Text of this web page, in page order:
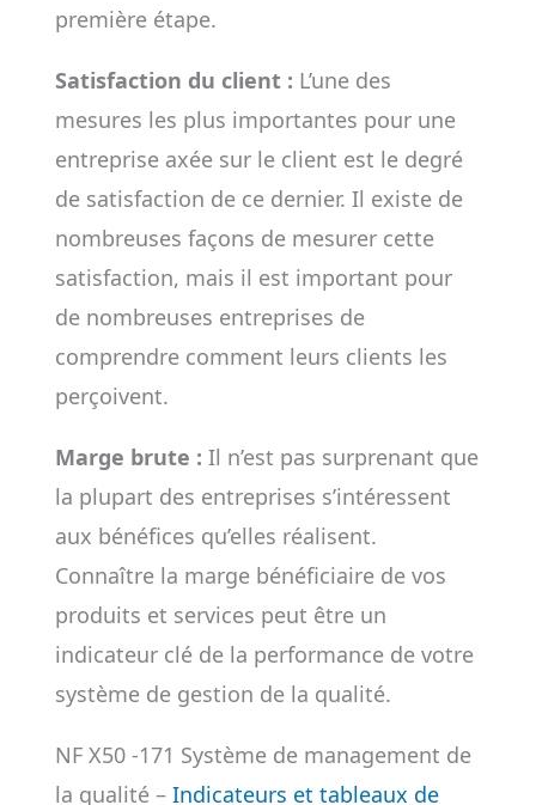
première étape.
Satisfaction du client : L’une des
mesures les plus importantes pour une
entreprise axée sur le client est le degré
de satisfaction de ce dernier. Il existe de
nombreuses façons de mesurer cette
satisfaction, mais il est important pour
de nombreuses entreprises de
comprendre comment leurs clients les
perçoivent.
Marge brute : Il n’est pas surprenant que
la plupart des entreprises s’intéressent
aux bénéfices qu’elles réalisent.
Connaître la marge bénéficiaire de vos
produits et services peut être un
indicateur clé de la performance de votre
système de gestion de la qualité.
NF X50 -171 Système de management de
la qualité – Indicateurs et tableaux de